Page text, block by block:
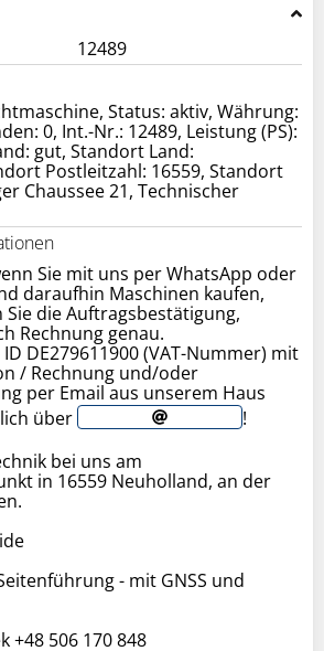
12489
Status: aktiv, Währung:
0, Int.-Nr.: 12489, Leistung (PS):
gut, Standort Land:
Postleitzahl: 16559, Standort
Chaussee 21, Technischer
Sie mit uns per WhatsApp oder
daraufhin Maschinen kaufen,
die Auftragsbestätigung,
Rechnung genau.
DE279611900 (VAT-Nummer) mit
/ Rechnung und/oder
per Email aus unserem Haus
über
!
bei uns am
in 16559 Neuholland, an der
- mit GNSS und
+48 506 170 848